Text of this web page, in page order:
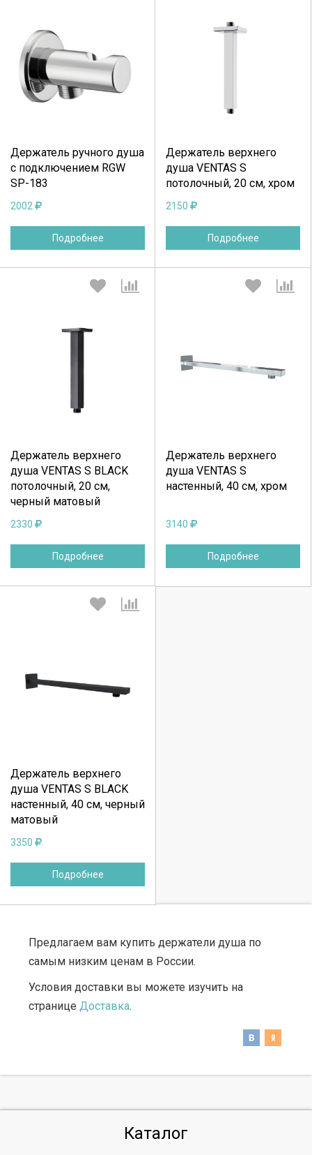
Держатель ручного душа
с подключением RGW
SP-183
2002
Подробнее
Выберите количество:
Держатель верхнего
душа VENTAS S
потолочный, 20 см, хром
2150
Подробнее
Держатель верхнего
душа VENTAS S BLACK
потолочный, 20 см,
черный матовый
2330
Подробнее
Продолжить Отмена
Держатель верхнего
душа VENTAS S
настенный, 40 см, хром
3140
Подробнее
Продолжить Отмена
Держатель верхнего
душа VENTAS S BLACK
настенный, 40 см, черный
матовый
3350
Подробнее
Продолжить Отмена
Предлагаем вам купить держатели душа по
самым низким ценам в России.
Условия доставки вы можете изучить на
странице Доставка.
Каталог